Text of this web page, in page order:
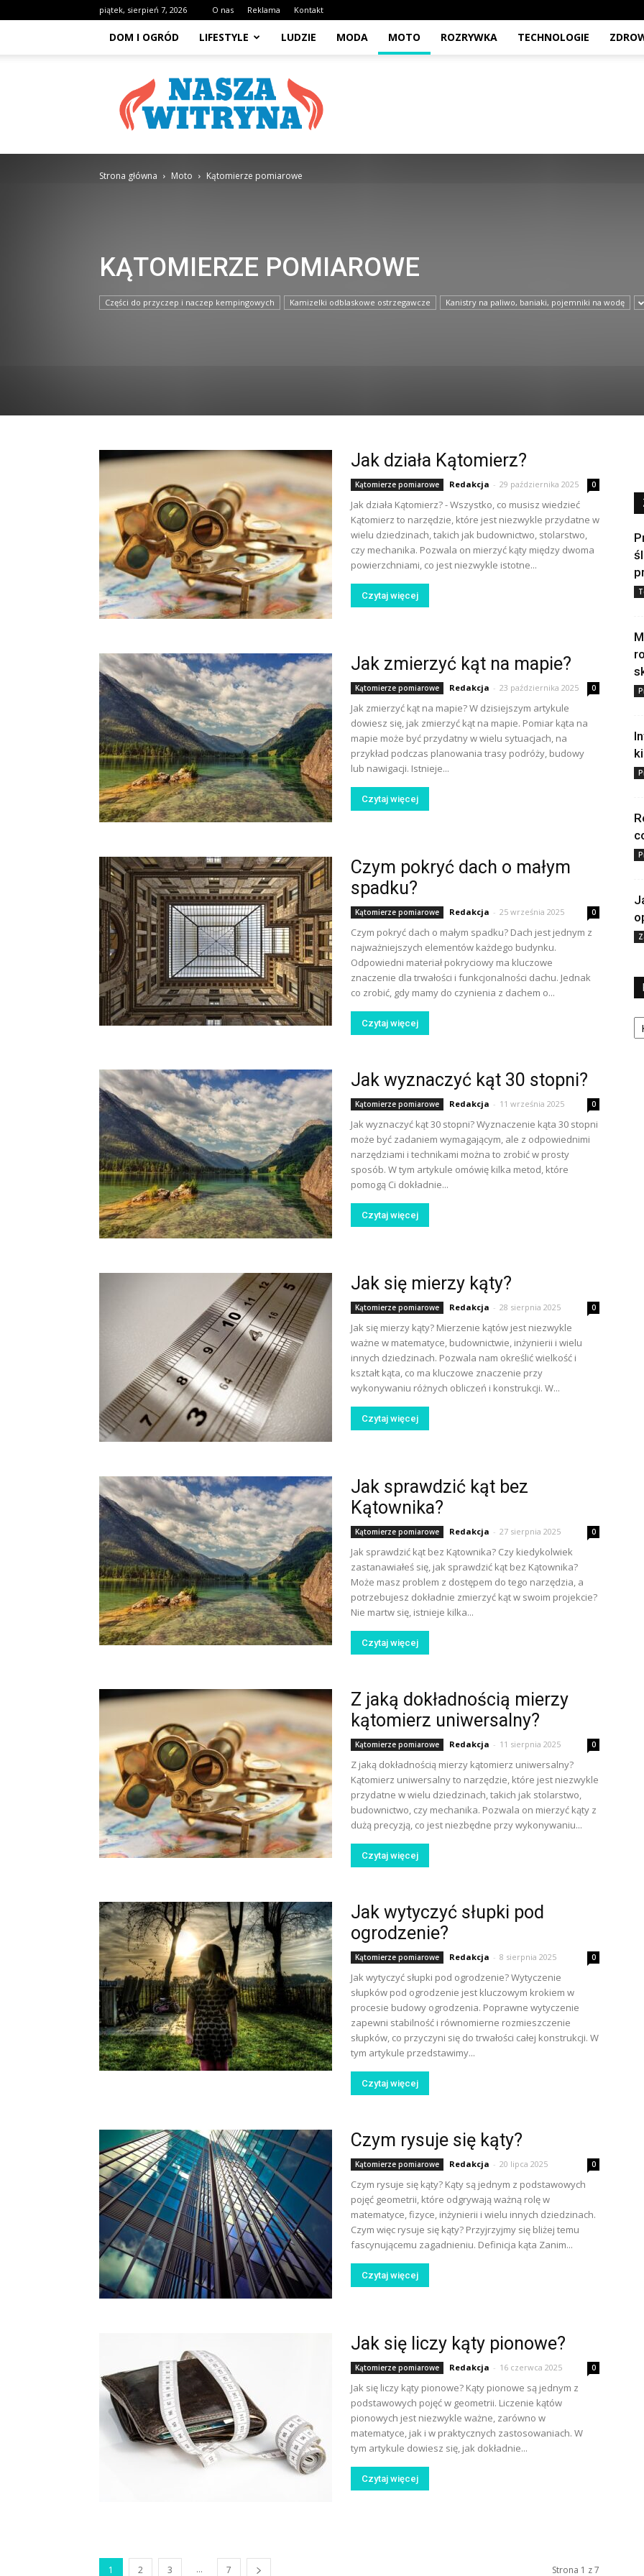
piątek, sierpień 7, 2026 O nas Reklama Kontakt
DOM I OGRÓD LIFESTYLE LUDZIE MODA MOTO ROZRYWKA TECHNOLOGIE
NaszaWitryna.pl
Strona główna Moto Kątomierze pomiarowe
KĄTOMIERZE POMIAROWE
Części do przyczep i naczep kempingowych Kamizelki odblaskowe ostrzegawcze Kanistry na paliwo, baniaki, pojemniki na wodę
Jak działa Kątomierz?
Kątomierze pomiarowe Redakcja - 29 października 2025 0
Jak działa Kątomierz? - Wszystko, co musisz wiedzieć
Kątomierz to narzędzie, które jest niezwykle przydatne w
wielu dziedzinach, takich jak budownictwo, stolarstwo,
czy mechanika. Pozwala on mierzyć kąty między dwoma
powierzchniami, co jest niezwykle istotne...
Czytaj więcej
Jak zmierzyć kąt na mapie?
Kątomierze pomiarowe Redakcja - 23 października 2025 0
Jak zmierzyć kąt na mapie? W dzisiejszym artykule
dowiesz się, jak zmierzyć kąt na mapie. Pomiar kąta na
mapie może być przydatny w wielu sytuacjach, na
przykład podczas planowania trasy podróży, budowy
lub nawigacji. Istnieje...
Czytaj więcej
Czym pokryć dach o małym
spadku?
Kątomierze pomiarowe Redakcja - 25 września 2025 0
Czym pokryć dach o małym spadku? Dach jest jednym z
najważniejszych elementów każdego budynku.
Odpowiedni materiał pokryciowy ma kluczowe
znaczenie dla trwałości i funkcjonalności dachu. Jednak
co zrobić, gdy mamy do czynienia z dachem o...
Czytaj więcej
Jak wyznaczyć kąt 30 stopni?
Kątomierze pomiarowe Redakcja - 11 września 2025 0
Jak wyznaczyć kąt 30 stopni? Wyznaczenie kąta 30 stopni
może być zadaniem wymagającym, ale z odpowiednimi
narzędziami i technikami można to zrobić w prosty
sposób. W tym artykule omówię kilka metod, które
pomogą Ci dokładnie...
Czytaj więcej
Jak się mierzy kąty?
Kątomierze pomiarowe Redakcja - 28 sierpnia 2025 0
Jak się mierzy kąty? Mierzenie kątów jest niezwykle
ważne w matematyce, budownictwie, inżynierii i wielu
innych dziedzinach. Pozwala nam określić wielkość i
kształt kąta, co ma kluczowe znaczenie przy
wykonywaniu różnych obliczeń i konstrukcji. W...
Czytaj więcej
Jak sprawdzić kąt bez
Kątownika?
Kątomierze pomiarowe Redakcja - 27 sierpnia 2025 0
Jak sprawdzić kąt bez Kątownika? Czy kiedykolwiek
zastanawiałeś się, jak sprawdzić kąt bez Kątownika?
Może masz problem z dostępem do tego narzędzia, a
potrzebujesz dokładnie zmierzyć kąt w swoim projekcie?
Nie martw się, istnieje kilka...
Czytaj więcej
Z jaką dokładnością mierzy
kątomierz uniwersalny?
Kątomierze pomiarowe Redakcja - 11 sierpnia 2025 0
Z jaką dokładnością mierzy kątomierz uniwersalny?
Kątomierz uniwersalny to narzędzie, które jest niezwykle
przydatne w wielu dziedzinach, takich jak stolarstwo,
budownictwo, czy mechanika. Pozwala on mierzyć kąty z
dużą precyzją, co jest niezbędne przy wykonywaniu...
Czytaj więcej
Jak wytyczyć słupki pod
ogrodzenie?
Kątomierze pomiarowe Redakcja - 8 sierpnia 2025 0
Jak wytyczyć słupki pod ogrodzenie? Wytyczenie
słupków pod ogrodzenie jest kluczowym krokiem w
procesie budowy ogrodzenia. Poprawne wytyczenie
zapewni stabilność i równomierne rozmieszczenie
słupków, co przyczyni się do trwałości całej konstrukcji. W
tym artykule przedstawimy...
Czytaj więcej
Czym rysuje się kąty?
Kątomierze pomiarowe Redakcja - 20 lipca 2025 0
Czym rysuje się kąty? Kąty są jednym z podstawowych
pojęć geometrii, które odgrywają ważną rolę w
matematyce, fizyce, inżynierii i wielu innych dziedzinach.
Czym więc rysuje się kąty? Przyjrzyjmy się bliżej temu
fascynującemu zagadnieniu. Definicja kąta Zanim...
Czytaj więcej
Jak się liczy kąty pionowe?
Kątomierze pomiarowe Redakcja - 16 czerwca 2025 0
Jak się liczy kąty pionowe? Kąty pionowe są jednym z
podstawowych pojęć w geometrii. Liczenie kątów
pionowych jest niezwykle ważne, zarówno w
matematyce, jak i w praktycznych zastosowaniach. W
tym artykule dowiesz się, jak dokładnie...
Czytaj więcej
1 2 3 ... 7 Strona 1 z 7